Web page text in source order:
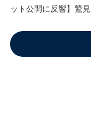
ット公開に反響】鷲